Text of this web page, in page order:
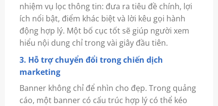
nhiệm vụ lọc thông tin: đưa ra tiêu đề chính, lợi
ích nổi bật, điểm khác biệt và lời kêu gọi hành
động hợp lý. Một bố cục tốt sẽ giúp người xem
hiểu nội dung chỉ trong vài giây đầu tiên.
3. Hỗ trợ chuyển đổi trong chiến dịch
marketing
Banner không chỉ để nhìn cho đẹp. Trong quảng
cáo, một banner có cấu trúc hợp lý có thể kéo